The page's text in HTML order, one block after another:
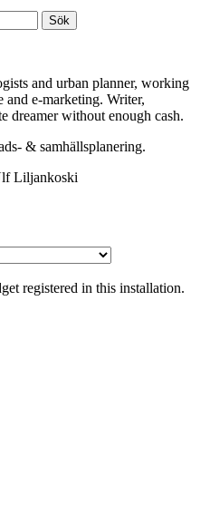
and urban planner, working
and e-marketing. Writer,
dreamer without enough cash.
& samhällsplanering.
Liljankoski
registered in this installation.